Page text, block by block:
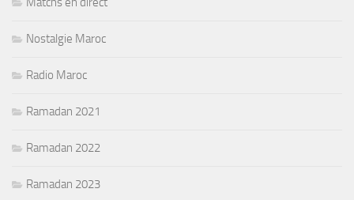
Nostalgie Maroc
Radio Maroc
Ramadan 2021
Ramadan 2022
Ramadan 2023